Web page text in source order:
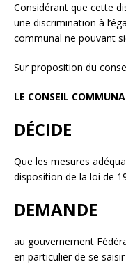
Considérant que cette
une discrimination à
communal ne pouvant
Sur proposition du
LE CONSEIL
DÉCIDE
Que les mesures
disposition de la loi de
DEMANDE
au gouvernement
en particulier de se